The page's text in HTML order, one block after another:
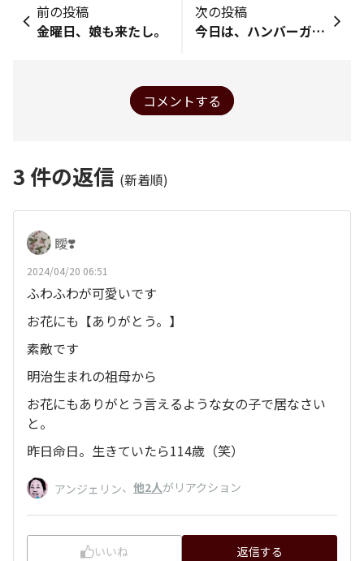
前の投稿
金曜日、娘も来たし。
次の投稿
今日は、ハンバーガー🍔です。
コメントする
3 件の返信 (新着順)
瞹❣️
2024/04/20 06:51
ふわふわが可愛いです
お花にも【ありがとう。】
素敵です
明治生まれの祖母から
お花にもありがとう言えるような女の子で居なさい
と。
昨日命日。生きていたら114歳（笑）
アンジェリン、 他2人がリアクション
いいね 返信する